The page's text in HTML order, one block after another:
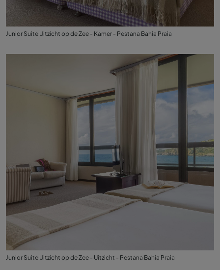
Junior Suite Uitzicht op de Zee - Kamer - Pestana Bahia Praia
Junior Suite Uitzicht op de Zee - Uitzicht - Pestana Bahia Praia